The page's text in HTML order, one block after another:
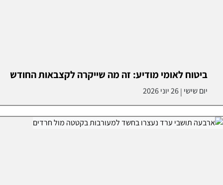
ביטוח לאומי מודיע: זה מה שייקרה לקצבאות החודש
יום שישי |26 יוני 2026